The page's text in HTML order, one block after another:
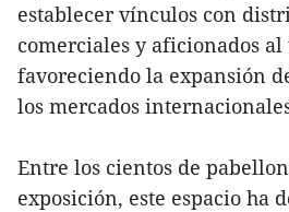
establecer vínculos con
comerciales y aficionados
favoreciendo la expansión
los mercados
Entre los cientos de
exposición, este espacio ha